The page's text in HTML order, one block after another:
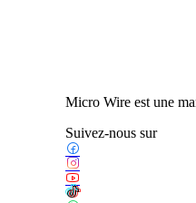
Micro Wire est une
Suivez-nous sur